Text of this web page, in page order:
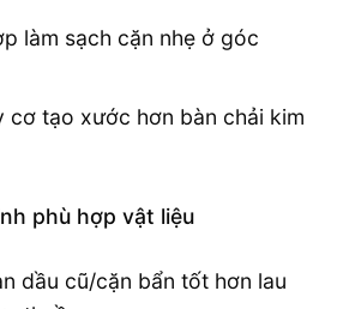
làm sạch cặn nhẹ ở góc
cơ tạo xước hơn bàn chải kim
phù hợp vật liệu
dầu cũ/cặn bẩn tốt hơn lau